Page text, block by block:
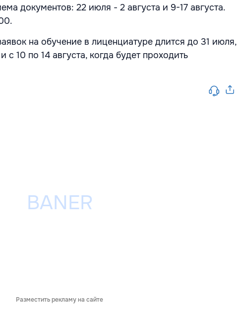
документов: 22 июля - 2 августа и 9-17 августа.
на обучение в лиценциатуре длится до 31 июля,
10 по 14 августа, когда будет проходить
Разместить рекламу на сайте